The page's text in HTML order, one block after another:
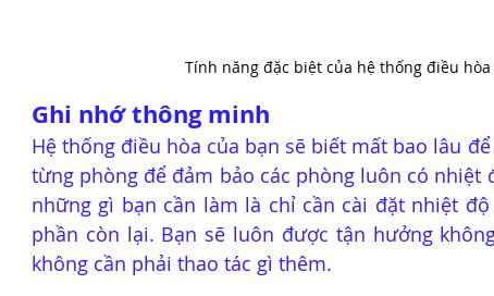
Tính năng đặc biệt của hệ thống điều
Ghi nhớ thông minh
Hệ thống điều hòa của bạn sẽ biết mất bao lâu
từng phòng để đảm bảo các phòng luôn có nhiệt
những gì bạn cần làm là chỉ cần cài đặt nhiệt
phần còn lại. Bạn sẽ luôn được tận hưởng
không cần phải thao tác gì thêm.